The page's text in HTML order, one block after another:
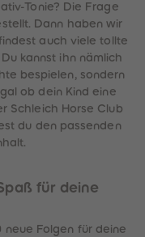
Tonie? Die Frage
Dann haben wir
auch viele tollte
kannst ihn nämlich
bespielen, sondern
ob dein Kind eine
Schleich Horse Club
du den passenden
für deine
Folgen für deine